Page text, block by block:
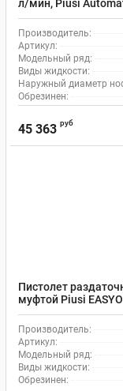
л/мин, Piusi
Производитель:
Артикул:
Модельный ряд:
Виды жидкости:
Наружный диаметр
Обрезинен:
45 363 руб
Пистолет
муфтой Piusi
F00966130
Производитель:
Артикул:
Модельный ряд:
Виды жидкости:
Обрезинен: